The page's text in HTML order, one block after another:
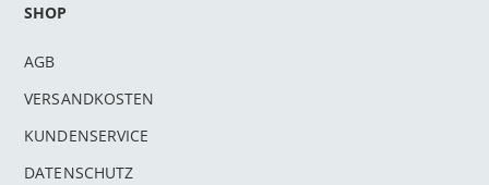
SHOP
AGB
VERSANDKOSTEN
KUNDENSERVICE
DATENSCHUTZ